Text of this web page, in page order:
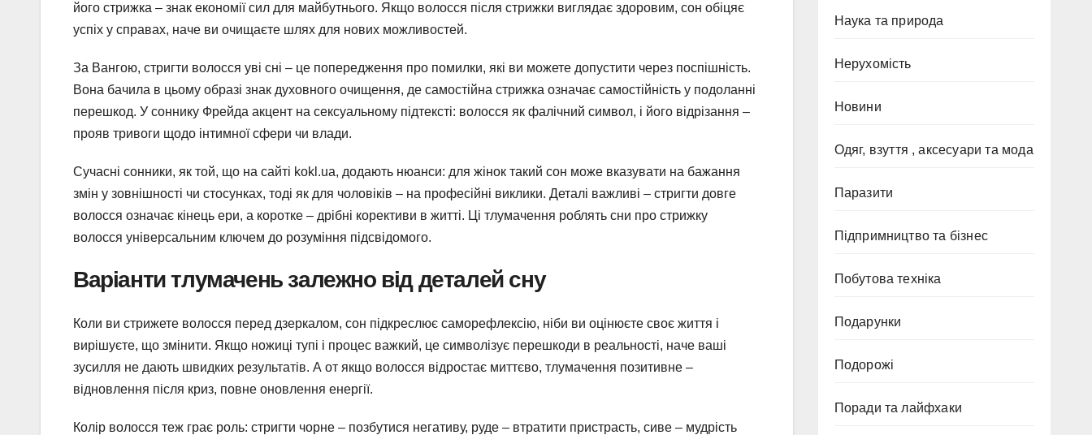
його стрижка – знак економії сил для майбутнього. Якщо волосся після стрижки виглядає здоровим, сон обіцяє
успіх у справах, наче ви очищаєте шлях для нових можливостей.
За Вангою, стригти волосся уві сні – це попередження про помилки, які ви можете допустити через поспішність.
Вона бачила в цьому образі знак духовного очищення, де самостійна стрижка означає самостійність у подоланні
перешкод. У соннику Фрейда акцент на сексуальному підтексті: волосся як фалічний символ, і його відрізання –
прояв тривоги щодо інтимної сфери чи влади.
Сучасні сонники, як той, що на сайті kokl.ua, додають нюанси: для жінок такий сон може вказувати на бажання
змін у зовнішності чи стосунках, тоді як для чоловіків – на професійні виклики. Деталі важливі – стригти довге
волосся означає кінець ери, а коротке – дрібні корективи в житті. Ці тлумачення роблять сни про стрижку
волосся універсальним ключем до розуміння підсвідомого.
Варіанти тлумачень залежно від деталей сну
Коли ви стрижете волосся перед дзеркалом, сон підкреслює саморефлексію, ніби ви оцінюєте своє життя і
вирішуєте, що змінити. Якщо ножиці тупі і процес важкий, це символізує перешкоди в реальності, наче ваші
зусилля не дають швидких результатів. А от якщо волосся відростає миттєво, тлумачення позитивне –
відновлення після криз, повне оновлення енергії.
Колір волосся теж грає роль: стригти чорне – позбутися негативу, руде – втратити пристрасть, сиве – мудрість
Наука та природа
Нерухомість
Новини
Одяг, взуття , аксесуари та мода
Паразити
Підпримництво та бізнес
Побутова техніка
Подарунки
Подорожі
Поради та лайфхаки